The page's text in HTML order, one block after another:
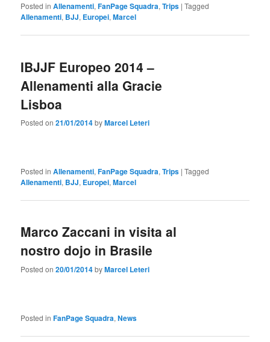
Posted in Allenamenti,FanPage Squadra,Trips |Tagged
Allenamenti, BJJ, Europei,Marcel
IBJJF Europeo 2014 –
Allenamenti alla Gracie
Lisboa
Posted on21/01/2014byMarcel Leteri
Posted in Allenamenti,FanPage Squadra,Trips |Tagged
Allenamenti, BJJ, Europei,Marcel
Marco Zaccani in visita al
nostro dojo in Brasile
Posted on20/01/2014byMarcel Leteri
Posted in FanPage Squadra,News